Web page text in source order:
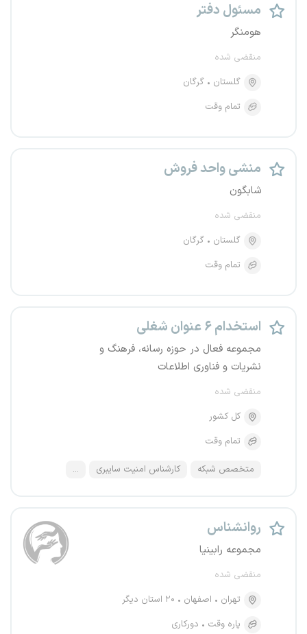
مسئول دفتر
هومنگر
منقضی شده
گلستان
گرگان
تمام وقت
منشی واحد فروش
شابگون
منقضی شده
گلستان
گرگان
تمام وقت
استخدام ۶ عنوان شغلی
مجموعه فعال در حوزه رسانه، فرهنگ و
نشریات و فناوری اطلاعات
منقضی شده
کل کشور
تمام وقت
متخصص شبکه کارشناس امنیت سایبری ...
روانشناس
مجموعه رابینیا
منقضی شده
تهران
اصفهان
۲۰ استان دیگر
پاره وقت
دورکاری